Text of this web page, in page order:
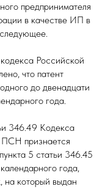
предпринимателя
в качестве ИП в
Российской
что патент
до двенадцати
года.
346.49 Кодекса
ПСН признается
5 статьи 346.45
года,
на который выдан